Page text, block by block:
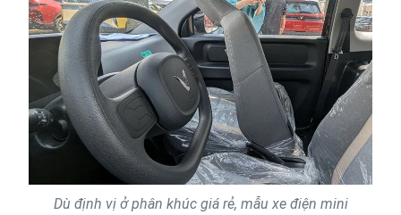
Dù định vị ở phân khúc giá rẻ, mẫu xe điện mini